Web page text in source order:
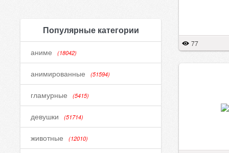
Популярные категории
аниме (18042)
анимированные (51594)
гламурные (5415)
девушки (51714)
животные (12010)
77